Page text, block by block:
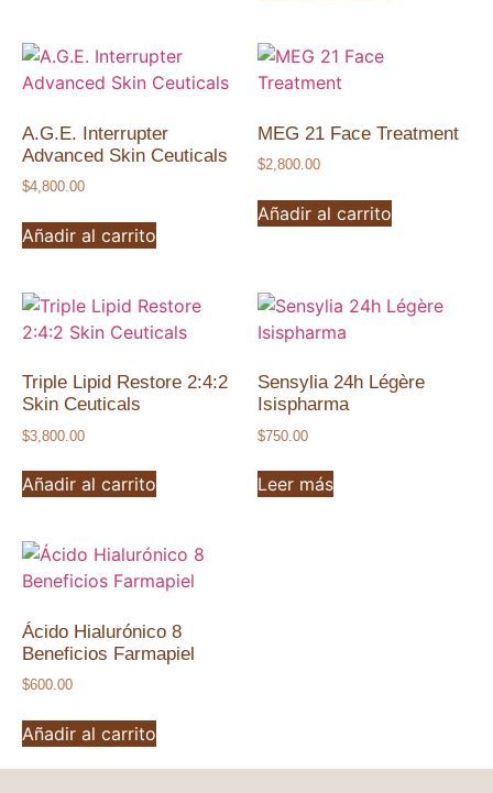
A.G.E. Interrupter
Advanced Skin Ceuticals
$4,800.00
Añadir al carrito
MEG 21 Face Treatment
$2,800.00
Añadir al carrito
Triple Lipid Restore 2:4:2
Skin Ceuticals
$3,800.00
Añadir al carrito
Sensylia 24h Légère
Isispharma
$750.00
Leer más
Ácido Hialurónico 8
Beneficios Farmapiel
$600.00
Añadir al carrito